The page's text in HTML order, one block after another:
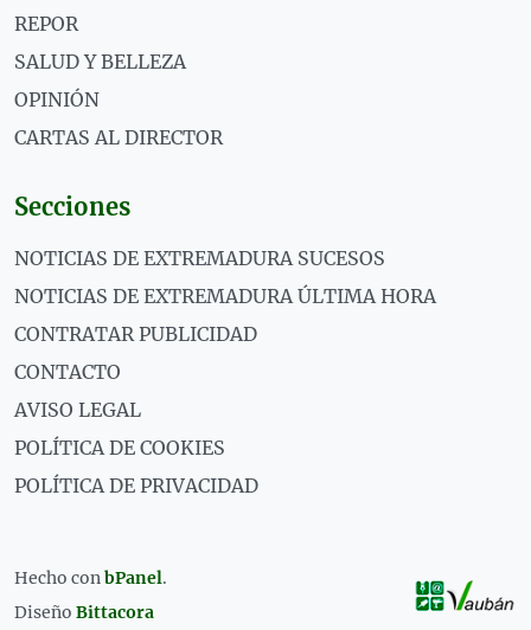
REPOR
SALUD Y BELLEZA
OPINIÓN
CARTAS AL DIRECTOR
Secciones
NOTICIAS DE EXTREMADURA SUCESOS
NOTICIAS DE EXTREMADURA ÚLTIMA HORA
CONTRATAR PUBLICIDAD
CONTACTO
AVISO LEGAL
POLÍTICA DE COOKIES
POLÍTICA DE PRIVACIDAD
Hecho conbPanel.
Diseño Bittacora